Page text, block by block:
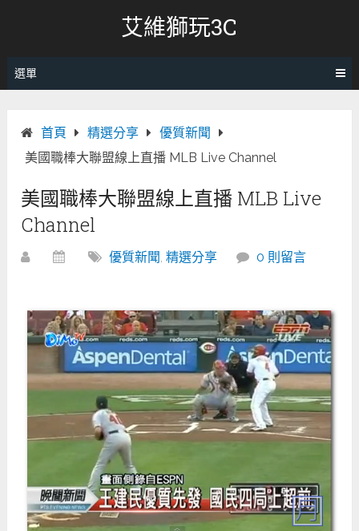
艾維獅玩3C
選單
首頁 精選分享
優質新聞
美國職棒大聯盟線上直播 MLB Live Channel
美國職棒大聯盟線上直播 MLB Live
Channel
優質新聞,精選分享 0 則留言